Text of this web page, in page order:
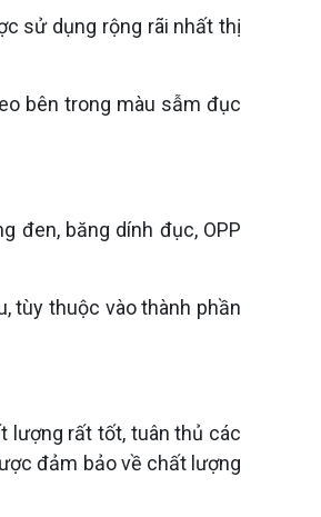
sử dụng rộng rãi nhất thị
bên trong màu sẫm đục
đen, băng dính đục, OPP
tùy thuộc vào thành phần
lượng rất tốt, tuân thủ các
đảm bảo về chất lượng